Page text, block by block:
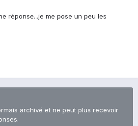
réponse...je me pose un peu les
archivé et ne peut plus recevoir